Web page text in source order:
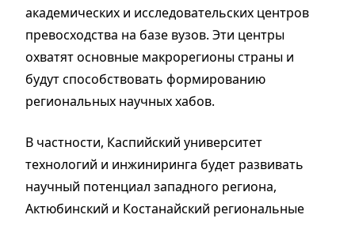
академических и исследовательских центров
превосходства на базе вузов. Эти центры
охватят основные макрорегионы страны и
будут способствовать формированию
региональных научных хабов.
В частности, Каспийский университет
технологий и инжиниринга будет развивать
научный потенциал западного региона,
Актюбинский и Костанайский региональные